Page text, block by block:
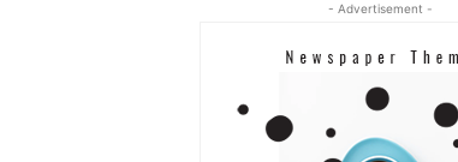
- Advertisement -